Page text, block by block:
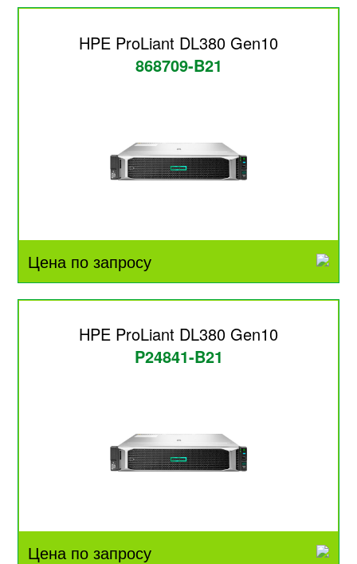
HPE ProLiant DL380 Gen10
868709-B21
Цена по запросу
HPE ProLiant DL380 Gen10
P24841-B21
Цена по запросу